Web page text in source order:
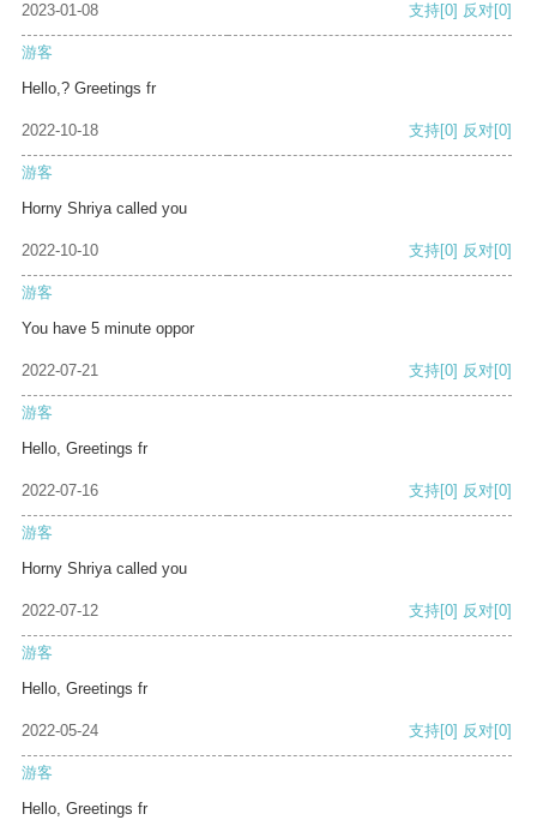
2023-01-08 支持[0] 反对[0]
游客
Hello,? Greetings fr
2022-10-18 支持[0] 反对[0]
游客
Horny Shriya called you
2022-10-10 支持[0] 反对[0]
游客
You have 5 minute oppor
2022-07-21 支持[0] 反对[0]
游客
Hello, Greetings fr
2022-07-16 支持[0] 反对[0]
游客
Horny Shriya called you
2022-07-12 支持[0] 反对[0]
游客
Hello, Greetings fr
2022-05-24 支持[0] 反对[0]
游客
Hello, Greetings fr